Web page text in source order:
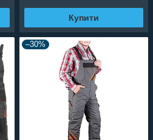
Купити
–30%